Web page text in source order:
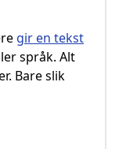
gir en tekst
språk. Alt
Bare slik